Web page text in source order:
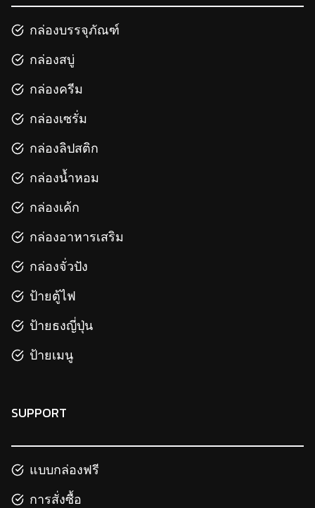
กล่องบรรจุภัณฑ์
กล่องสบู่
กล่องครีม
กล่องเซรั่ม
กล่องลิปสติก
กล่องน้ำหอม
กล่องเค้ก
กล่องอาหารเสริม
กล่องจั่วปัง
ป้ายตู้ไฟ
ป้ายธงญี่ปุ่น
ป้ายเมนู
SUPPORT
แบบกล่องฟรี
การสั่งซื้อ